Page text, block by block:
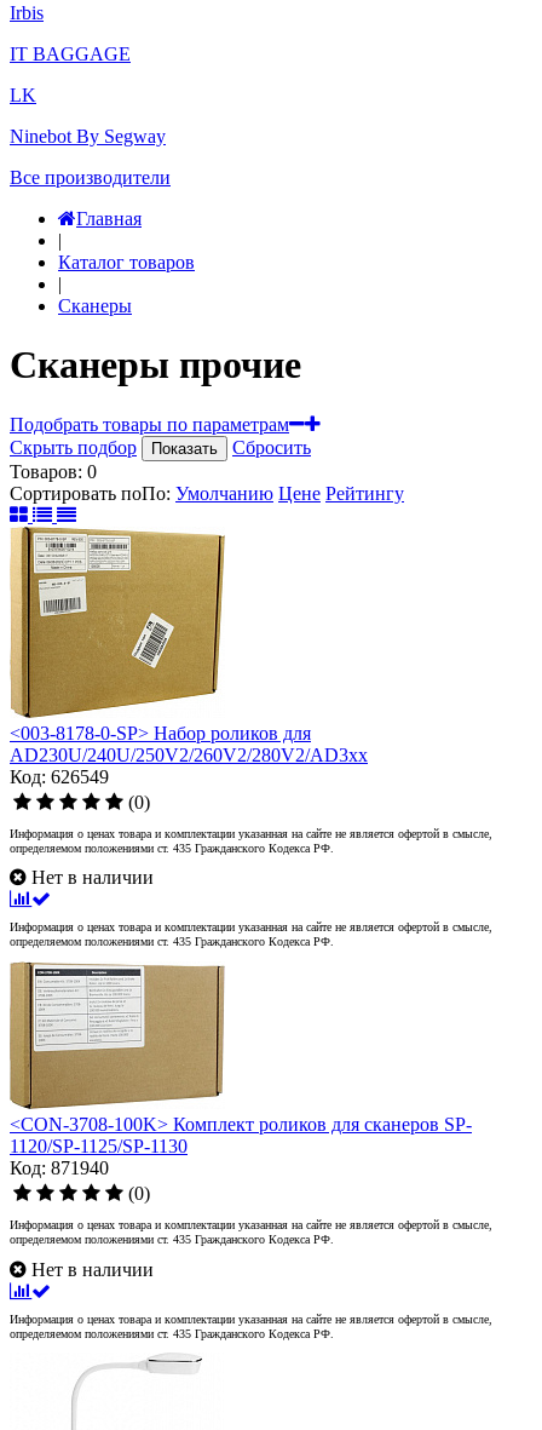
Irbis
IT BAGGAGE
LK
Ninebot By Segway
Все производители
Главная
|
Каталог товаров
|
Сканеры
Сканеры прочие
Подобрать товары по параметрам
Скрыть подбор
Показать
Сбросить
Товаров: 0
Сортировать поПо: Умолчанию Цене Рейтингу
<003-8178-0-SP> Набор роликов для
AD230U/240U/250V2/260V2/280V2/AD3xx
Код: 626549
(0)
Информация о ценах товара и комплектации указанная на сайте не является офертой в смысле,
определяемом положениями ст. 435 Гражданского Кодекса РФ.
Нет в наличии
Информация о ценах товара и комплектации указанная на сайте не является офертой в смысле,
определяемом положениями ст. 435 Гражданского Кодекса РФ.
<CON-3708-100K> Комплект роликов для сканеров SP-
1120/SP-1125/SP-1130
Код: 871940
(0)
Информация о ценах товара и комплектации указанная на сайте не является офертой в смысле,
определяемом положениями ст. 435 Гражданского Кодекса РФ.
Нет в наличии
Информация о ценах товара и комплектации указанная на сайте не является офертой в смысле,
определяемом положениями ст. 435 Гражданского Кодекса РФ.